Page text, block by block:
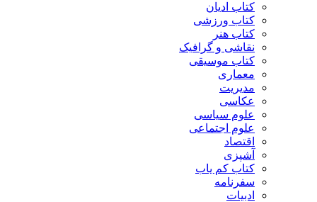
کتاب ادیان
کتاب ورزشی
کتاب هنر
نقاشی و گرافیک
کتاب موسیقی
معماری
مدیریت
عکاسی
علوم سیاسی
علوم اجتماعی
اقتصاد
آشپزی
کتاب کم یاب
سفرنامه
ادبیات